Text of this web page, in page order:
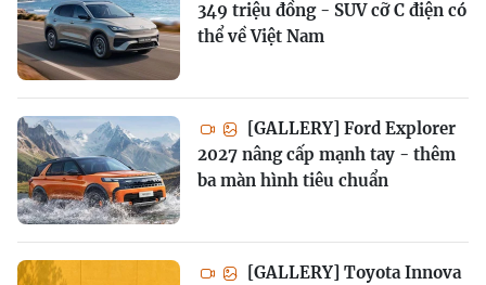
349 triệu đồng - SUV cỡ C điện có
thể về Việt Nam
[GALLERY] Ford Explorer
2027 nâng cấp mạnh tay - thêm
ba màn hình tiêu chuẩn
[GALLERY] Toyota Innova